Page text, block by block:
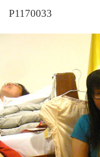
P1170033